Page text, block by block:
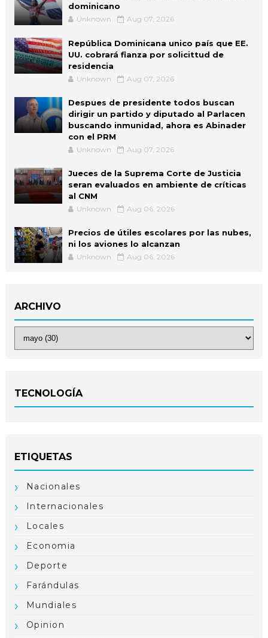
dominicano
Unknown Aug 07, 2026
República Dominicana unico país que EE.
UU. cobrará fianza por solicittud de
residencia
Unknown Aug 07, 2026
Despues de presidente todos buscan
dirigir un partido y diputado al Parlacen
buscando inmunidad, ahora es Abinader
con el PRM
Unknown Aug 07, 2026
Jueces de la Suprema Corte de Justicia
seran evaluados en ambiente de críticas
al CNM
Unknown Aug 06, 2026
Precios de útiles escolares por las nubes,
ni los aviones lo alcanzan
Unknown Aug 06, 2026
ARCHIVO
TECNOLOGÍA
ETIQUETAS
Nacionales
Internacionales
Locales
Economia
Deporte
Farándulas
Mundiales
Opinion